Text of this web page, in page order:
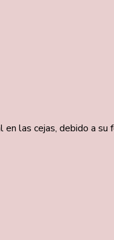
las cejas, debido a su